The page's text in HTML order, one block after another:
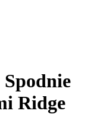
Spodnie
Ridge